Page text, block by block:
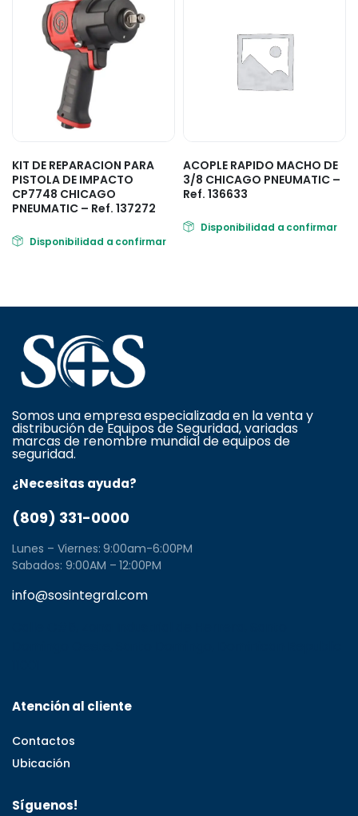
KIT DE REPARACION PARA
PISTOLA DE IMPACTO
CP7748 CHICAGO
PNEUMATIC – Ref. 137272
Disponibilidad a confirmar
ACOPLE RAPIDO MACHO DE
3/8 CHICAGO PNEUMATIC –
Ref. 136633
Disponibilidad a confirmar
Somos una empresa especializada en la venta y
distribución de Equipos de Seguridad, variadas
marcas de renombre mundial de equipos de
seguridad.
¿Necesitas ayuda?
(809) 331-0000
Lunes – Viernes: 9:00am-6:00PM
Sabados: 9:00AM – 12:00PM
info@sosintegral.com
Atención al cliente
Contactos
Ubicación
Síguenos!